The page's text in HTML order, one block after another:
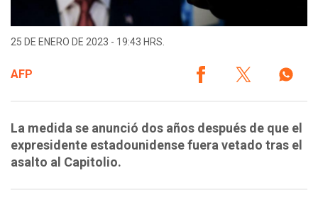
25 DE ENERO DE 2023 - 19:43 HRS.
AFP
La medida se anunció dos años después de que el
expresidente estadounidense fuera vetado tras el
asalto al Capitolio.